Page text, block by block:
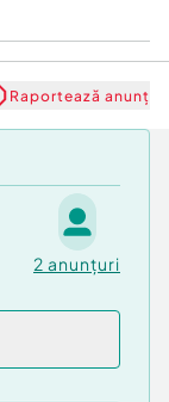
Raportează anunț
2 anunțuri